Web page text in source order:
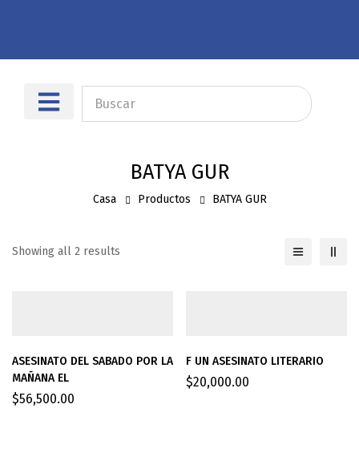
BATYA GUR
Casa Productos BATYA GUR
Showing all 2 results
ASESINATO DEL SABADO POR LA
MAÑANA EL
$56,500.00
F UN ASESINATO LITERARIO
$20,000.00